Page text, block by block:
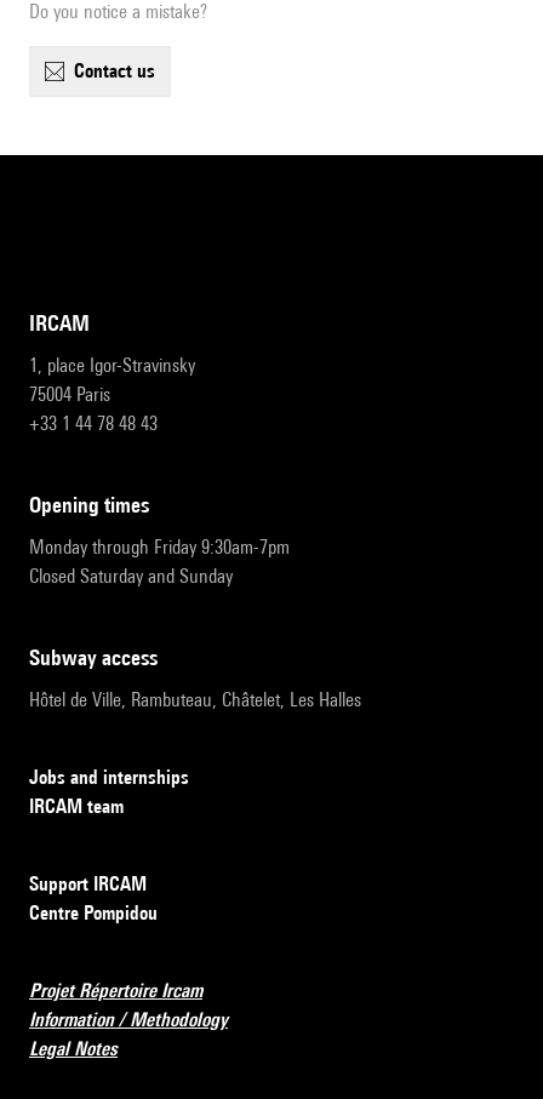
Do you notice a mistake?
contact us
IRCAM
1, place Igor-Stravinsky
75004 Paris
+33 1 44 78 48 43
opening times
Monday through Friday 9:30am-7pm
Closed Saturday and Sunday
subway access
Hôtel de Ville, Rambuteau, Châtelet, Les Halles
Jobs and internships
IRCAM team
Support IRCAM
Centre Pompidou
Projet Répertoire Ircam
Information / Methodology
Legal Notes